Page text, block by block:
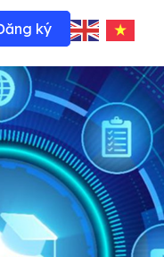
ký